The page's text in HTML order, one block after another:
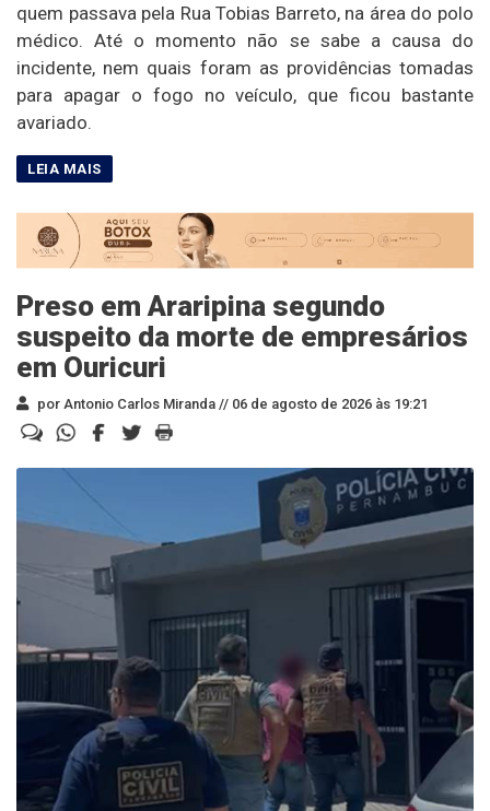
quem passava pela Rua Tobias Barreto, na área do polo
médico. Até o momento não se sabe a causa do
incidente, nem quais foram as providências tomadas
para apagar o fogo no veículo, que ficou bastante
avariado.
Preso em Araripina segundo
suspeito da morte de empresários
em Ouricuri
por Antonio Carlos Miranda // 06 de agosto de 2026 às 19:21